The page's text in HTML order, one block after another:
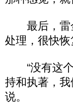
最后，雷金
处理，很快
“没有这个
持和执著，
说。